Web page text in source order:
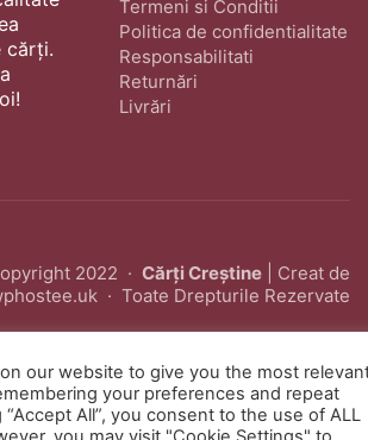
cărți.
Termeni si Conditii
Politica de confidentialitate
Responsabilitati
Returnări
Livrări
2022 · Cărți Creștine | Creat de
· Toate Drepturile Rezervate
our website to give you the most
your preferences and repeat
“Accept All”, you consent to the use of ALL